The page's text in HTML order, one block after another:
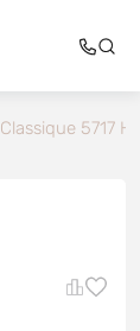
Classique 5717